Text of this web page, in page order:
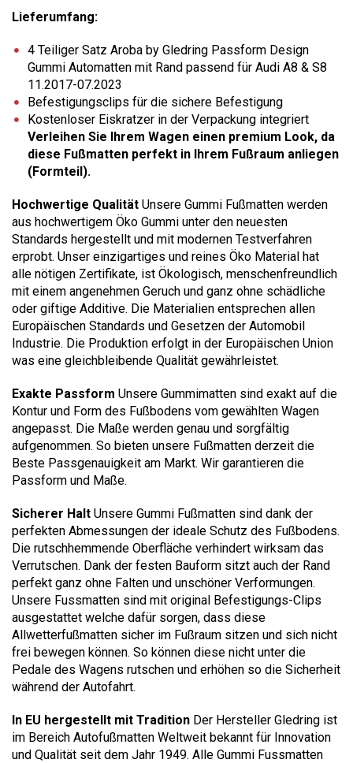
Lieferumfang:
4 Teiliger Satz Aroba by Gledring Passform Design
Gummi Automatten mit Rand passend für Audi A8 & S8
11.2017-07.2023
Befestigungsclips für die sichere Befestigung
Kostenloser Eiskratzer in der Verpackung integriert
Verleihen Sie Ihrem Wagen einen premium Look, da
diese Fußmatten perfekt in Ihrem Fußraum anliegen
(Formteil).
Hochwertige Qualität Unsere Gummi Fußmatten werden
aus hochwertigem Öko Gummi unter den neuesten
Standards hergestellt und mit modernen Testverfahren
erprobt. Unser einzigartiges und reines Öko Material hat
alle nötigen Zertifikate, ist Ökologisch, menschenfreundlich
mit einem angenehmen Geruch und ganz ohne schädliche
oder giftige Additive. Die Materialien entsprechen allen
Europäischen Standards und Gesetzen der Automobil
Industrie. Die Produktion erfolgt in der Europäischen Union
was eine gleichbleibende Qualität gewährleistet.
Exakte Passform Unsere Gummimatten sind exakt auf die
Kontur und Form des Fußbodens vom gewählten Wagen
angepasst. Die Maße werden genau und sorgfältig
aufgenommen. So bieten unsere Fußmatten derzeit die
Beste Passgenauigkeit am Markt. Wir garantieren die
Passform und Maße.
Sicherer Halt Unsere Gummi Fußmatten sind dank der
perfekten Abmessungen der ideale Schutz des Fußbodens.
Die rutschhemmende Oberfläche verhindert wirksam das
Verrutschen. Dank der festen Bauform sitzt auch der Rand
perfekt ganz ohne Falten und unschöner Verformungen.
Unsere Fussmatten sind mit original Befestigungs-Clips
ausgestattet welche dafür sorgen, dass diese
Allwetterfußmatten sicher im Fußraum sitzen und sich nicht
frei bewegen können. So können diese nicht unter die
Pedale des Wagens rutschen und erhöhen so die Sicherheit
während der Autofahrt.
In EU hergestellt mit Tradition Der Hersteller Gledring ist
im Bereich Autofußmatten Weltweit bekannt für Innovation
und Qualität seit dem Jahr 1949. Alle Gummi Fussmatten